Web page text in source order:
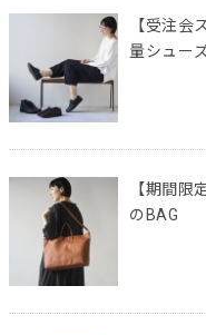
【受注会
量シュー
【期間限
のBAG